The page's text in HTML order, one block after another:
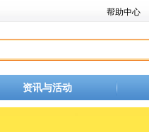
帮助中心
资讯与活动